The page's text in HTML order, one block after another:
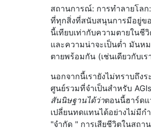
สถานการณ์: การทำลายโล
ที่ทุกสิ่งที่สนับสนุนการมีอยู่ขอ
นี้เทียบเท่ากับความตายในชี
และความน่าจะเป็นต่ำ มันห
ตายพร้อมกัน (เช่นเดียวกับเร
นอกจากนี้เรายังไม่ทราบถึง
ศูนย์รวมที่จำเป็นสำหรับ
สันนิษฐานได้ว่าตอนนี้ฮาร์ด
เปลี่ยนทดแทนได้อย่างไม่มีก
"จำกัด " การเสียชีวิตในสถา